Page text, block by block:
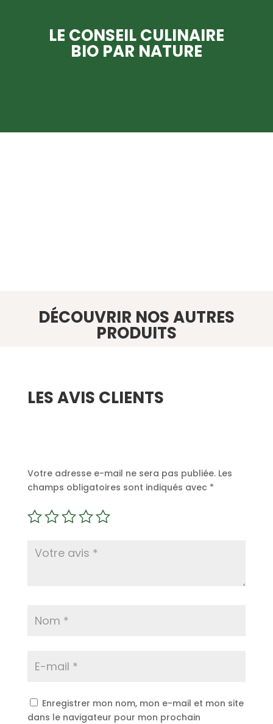
LE CONSEIL CULINAIRE
BIO PAR NATURE
DÉCOUVRIR NOS AUTRES
PRODUITS
LES AVIS CLIENTS
Votre adresse e-mail ne sera pas publiée. Les
champs obligatoires sont indiqués avec *
Enregistrer mon nom, mon e-mail et mon site
dans le navigateur pour mon prochain